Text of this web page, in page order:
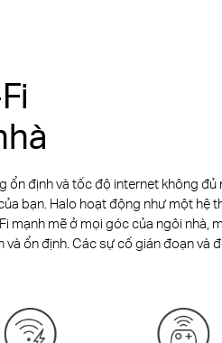
ổn định và tốc độ internet không đủ
bạn. Halo hoạt động như một hệ
mạnh mẽ ở mọi góc của ngôi nhà,
ổn định. Các sự cố gián đoạn và